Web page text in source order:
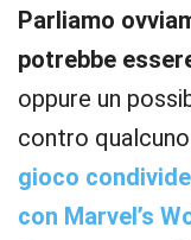
Parliamo
potrebbe
oppure un
contro
gioco
con Marvel’s